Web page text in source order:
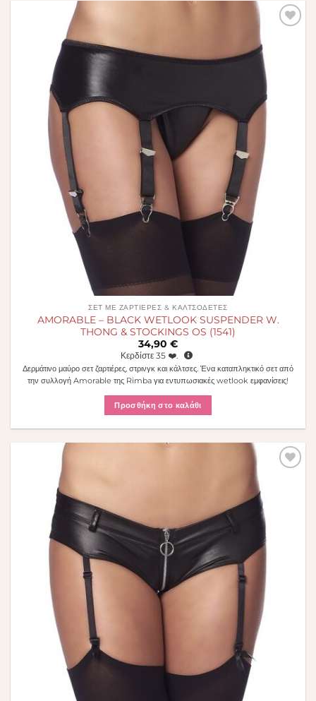
Πρόσθήκη
στην λίστα
επιθυμιών
ΣΕΤ ΜΕ ΖΑΡΤΙΕΡΕΣ & ΚΑΛΤΣΟΔΕΤΕΣ
AMORABLE – BLACK WETLOOK SUSPENDER W.
THONG & STOCKINGS OS (1541)
34,90 €
Κερδίστε 35❤️.
Δερμάτινο μαύρο σετ ζαρτιέρες, στρινγκ και κάλτσες. Ένα καταπληκτικό σετ από
την συλλογή Amorable της Rimba για εντυπωσιακές wetlook εμφανίσεις!
Προσθήκη στο καλάθι
στην λίστα
επιθυμιών